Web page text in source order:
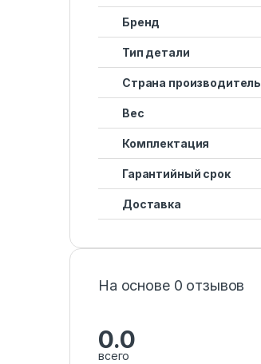
Бренд
Тип детали
Страна производитель
Вес
Комплектация
Гарантийный срок
Доставка
На основе 0 отзывов
0.0
всего